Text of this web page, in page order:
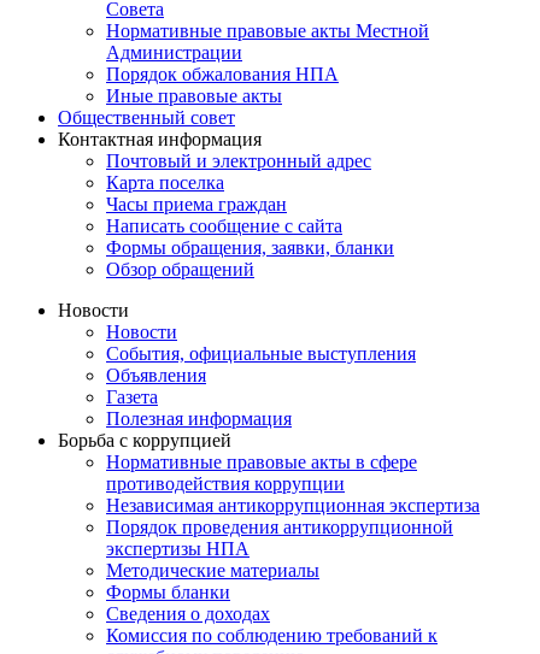
Совета
Нормативные правовые акты Местной
Администрации
Порядок обжалования НПА
Иные правовые акты
Общественный совет
Контактная информация
Почтовый и электронный адрес
Карта поселка
Часы приема граждан
Написать сообщение с сайта
Формы обращения, заявки, бланки
Обзор обращений
Новости
Новости
События, официальные выступления
Объявления
Газета
Полезная информация
Борьба с коррупцией
Нормативные правовые акты в сфере
противодействия коррупции
Независимая антикоррупционная экспертиза
Порядок проведения антикоррупционной
экспертизы НПА
Методические материалы
Формы бланки
Сведения о доходах
Комиссия по соблюдению требований к